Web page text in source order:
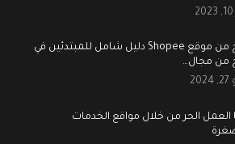
الربح من موقع Shopee دليل شامل للمبتدئين في
من مجال…
العمل الحر من خلال مواقع الخدمات